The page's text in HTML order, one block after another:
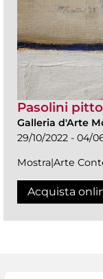
Pasolini
Galleria d'Arte
29/10/2022 - 04/
Mostra|Arte
Acquista